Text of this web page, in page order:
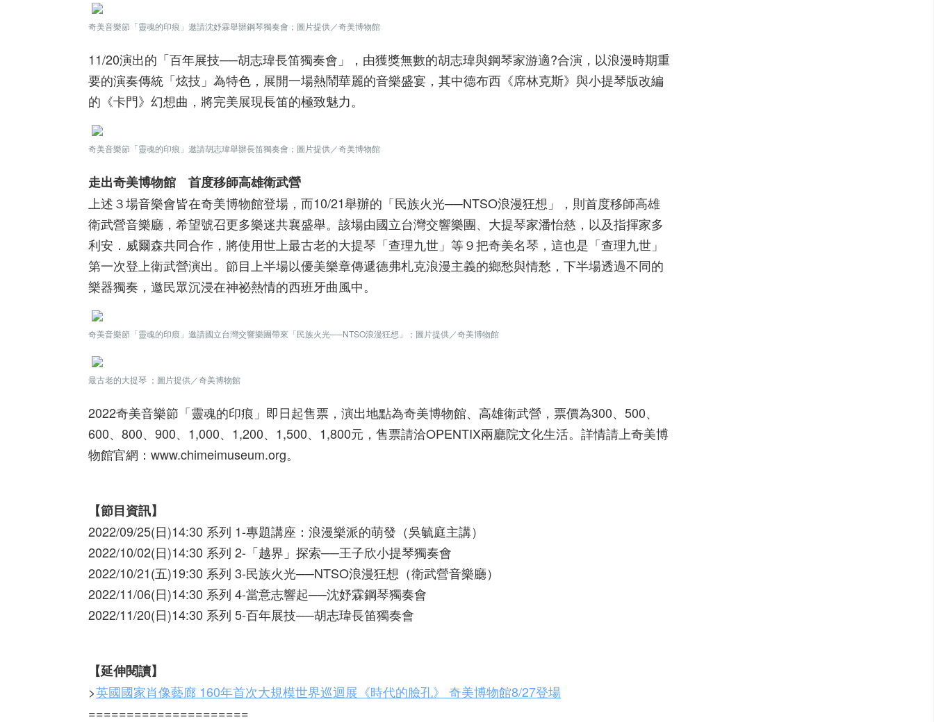
奇美音樂節「靈魂的印痕」邀請沈妤霖舉辦鋼琴獨奏會；圖片提供／奇美博物館
11/20演出的「百年展技──胡志瑋長笛獨奏會」，由獲獎無數的胡志瑋與鋼琴家游適?合演，以浪漫時期重
要的演奏傳統「炫技」為特色，展開一場熱鬧華麗的音樂盛宴，其中德布西《席林克斯》與小提琴版改編
的《卡門》幻想曲，將完美展現長笛的極致魅力。
奇美音樂節「靈魂的印痕」邀請胡志瑋舉辦長笛獨奏會；圖片提供／奇美博物館
走出奇美博物館 首度移師高雄衛武營
上述３場音樂會皆在奇美博物館登場，而10/21舉辦的「民族火光──NTSO浪漫狂想」，則首度移師高雄
衛武營音樂廳，希望號召更多樂迷共襄盛舉。該場由國立台灣交響樂團、大提琴家潘怡慈，以及指揮家多
利安．威爾森共同合作，將使用世上最古老的大提琴「查理九世」等９把奇美名琴，這也是「查理九世」
第一次登上衛武營演出。節目上半場以優美樂章傳遞德弗札克浪漫主義的鄉愁與情愁，下半場透過不同的
樂器獨奏，邀民眾沉浸在神祕熱情的西班牙曲風中。
奇美音樂節「靈魂的印痕」邀請國立台灣交響樂團帶來「民族火光──NTSO浪漫狂想」；圖片提供／奇美博物館
最古老的大提琴 ；圖片提供／奇美博物館
2022奇美音樂節「靈魂的印痕」即日起售票，演出地點為奇美博物館、高雄衛武營，票價為300、500、
600、800、900、1,000、1,200、1,500、1,800元，售票請洽OPENTIX兩廳院文化生活。詳情請上奇美博
物館官網：www.chimeimuseum.org。
【節目資訊】
2022/09/25(日)14:30 系列 1-專題講座：浪漫樂派的萌發（吳毓庭主講）
2022/10/02(日)14:30 系列 2-「越界」探索──王子欣小提琴獨奏會
2022/10/21(五)19:30 系列 3-民族火光──NTSO浪漫狂想（衛武營音樂廳）
2022/11/06(日)14:30 系列 4-當意志響起──沈妤霖鋼琴獨奏會
2022/11/20(日)14:30 系列 5-百年展技──胡志瑋長笛獨奏會
【延伸閱讀】
>英國國家肖像藝廊 160年首次大規模世界巡迴展《時代的臉孔》 奇美博物館8/27登場
=====================